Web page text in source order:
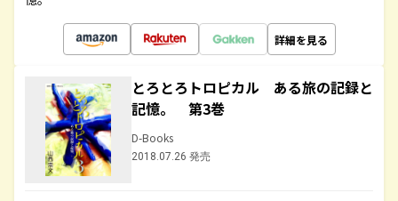
詳細を見る
とろとろトロピカル ある旅の記録と
記憶。 第3巻
D-Books
2018.07.26 発売